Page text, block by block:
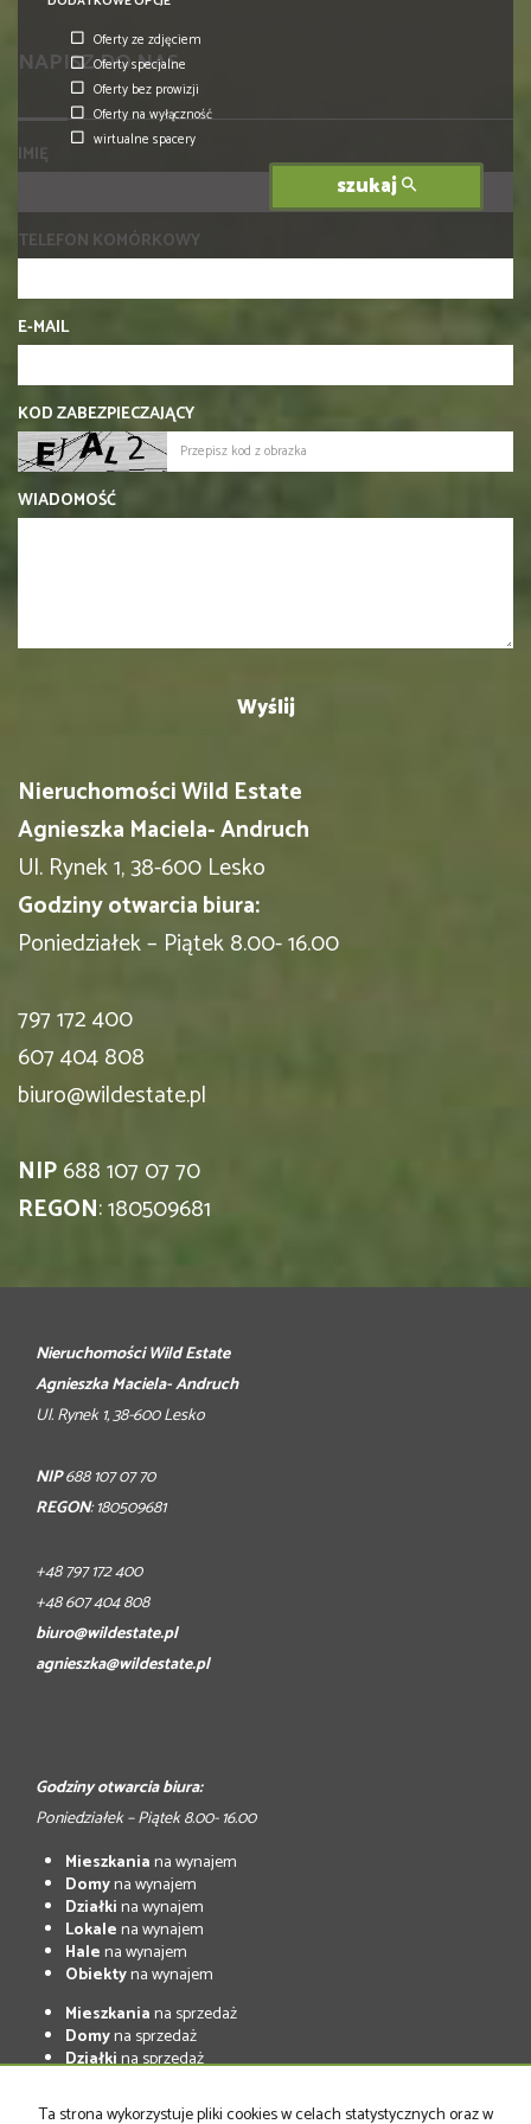
Oferty ze zdjęciem
Oferty specjalne
Oferty bez prowizji
Oferty na wyłączność
wirtualne spacery
szukaj
NAPISZ DO NAS
IMIĘ
TELEFON KOMÓRKOWY
E-MAIL
KOD ZABEZPIECZAJĄCY
WIADOMOŚĆ
Nieruchomości Wild Estate
Agnieszka Maciela- Andruch
Ul. Rynek 1, 38-600 Lesko
Godziny otwarcia biura:
Poniedziałek – Piątek 8.00- 16.00
797 172 400
607 404 808
biuro@wildestate.pl
NIP688 107 07 70
REGON: 180509681
Nieruchomości Wild Estate
Agnieszka Maciela- Andruch
Ul. Rynek 1, 38-600 Lesko
NIP688 107 07 70
REGON: 180509681
+48 797 172 400
+48 607 404 808
biuro@wildestate.pl
agnieszka@wildestate.pl
Godziny otwarcia biura:
Poniedziałek – Piątek 8.00- 16.00
Mieszkaniana wynajem
Domyna wynajem
Działkina wynajem
Lokalena wynajem
Halena wynajem
Obiektyna wynajem
Mieszkaniana sprzedaż
Domyna sprzedaż
Działkina sprzedaż
Halena sprzedaż
Ta strona wykorzystuje pliki cookies w celach statystycznych oraz w